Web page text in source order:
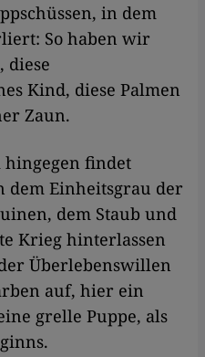
in dem
So haben wir
diese
Kind, diese Palmen
Zaun.
findet
dem Einheitsgrau der
dem Staub und
Krieg hinterlassen
Überlebenswillen
auf, hier ein
grelle Puppe, als